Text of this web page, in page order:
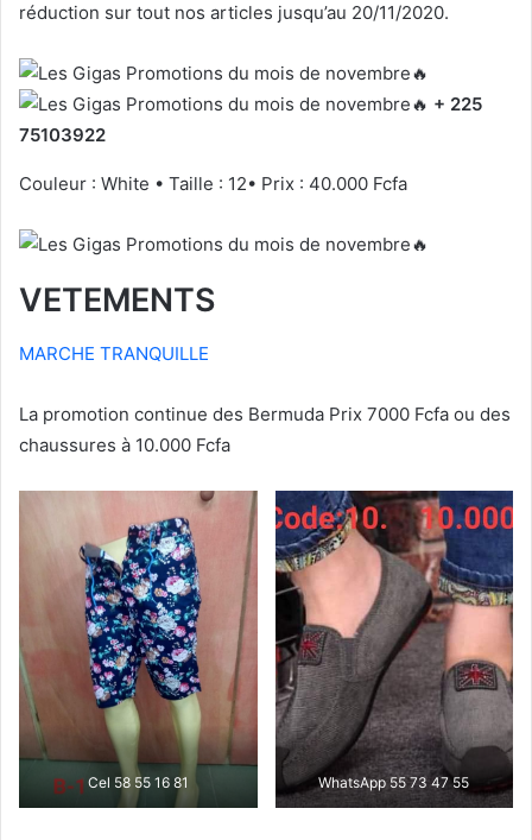
réduction sur tout nos articles jusqu’au 20/11/2020.
+ 225
75103922
Couleur : White • Taille : 12• Prix : 40.000 Fcfa
VETEMENTS
MARCHE TRANQUILLE
La promotion continue des Bermuda Prix 7000 Fcfa ou des
chaussures à 10.000 Fcfa
Cel 58 55 16 81 WhatsApp 55 73 47 55